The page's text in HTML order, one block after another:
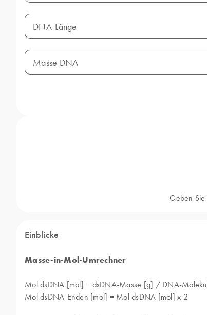
DNA-Länge
Masse DNA
Geben
Einblicke
Masse-in-Mol-Umrechner
Mol dsDNA [mol] = dsDNA-Masse [g] / DNA-
Mol dsDNA-Enden [mol] = Mol dsDNA [mol] x 2